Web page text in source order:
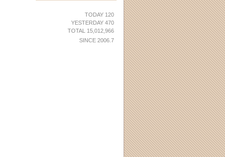
TODAY 120
YESTERDAY 470
TOTAL 15,012,966
SINCE 2006.7